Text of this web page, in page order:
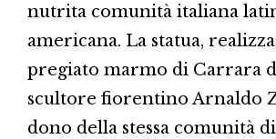
nutrita comunità italiana
americana. La statua,
pregiato marmo di Carrara
scultore fiorentino Arnaldo
dono della stessa comunità